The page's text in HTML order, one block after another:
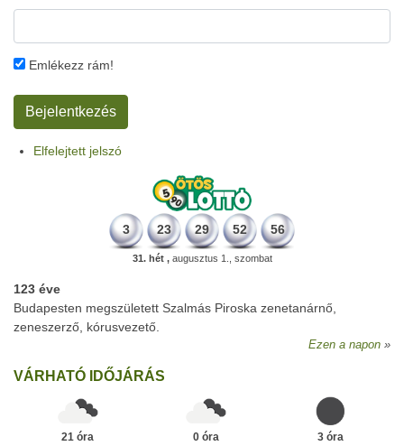
Emlékezz rám!
Elfelejtett jelszó
3 23 29 52 56
31. hét ,augusztus 1., szombat
123 éve
Budapesten megszületett Szalmás Piroska zenetanárnő,
zeneszerző, kórusvezető.
Ezen a napon
VÁRHATÓ IDŐJÁRÁS
21 óra
0 óra
3 óra